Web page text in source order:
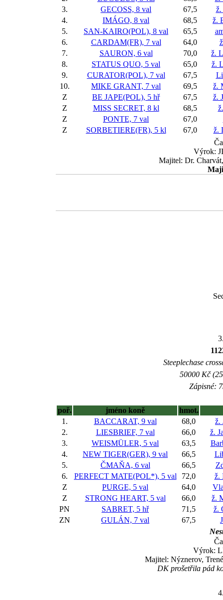
3.
GECOSS, 8 val 67,5
ž.
4.
IMÁGO, 8 val 68,5
ž.
5.
SAN-KAIRO(POL), 8 val 65,5
6.
CARDAM(FR), 7 val 64,0
7.
SAURON, 6 val 70,0
ž.
8.
STATUS QUO, 5 val 65,0
ž.
9.
CURATOR(POL), 7 val 67,5
10.
MIKE GRANT, 7 val 69,5
ž.
Z
BE JAPE(POL), 5 hř 67,5
ž.
Z
MISS SECRET, 8 kl 68,5
Z
PONTE, 7 val 67,0
Z
SORBETIERE(FR), 5 kl 67,0
ž.
Výrok:
Majitel: Dr.
Steeplechase
50000 Kč
Zápisné:
poř. jméno koně
hmot.
1.
BACCARAT, 9 val 68,0
ž.
2.
LIESBRIEF, 7 val 66,0
ž.
3.
WEISMÜLER, 5 val 63,5
4.
NEW TIGER(GER), 9 val 66,5
5.
ČMAŇA, 6 val 66,5
6.
PERFECT MATE(POL*), 5 val 72,0
ž.
Z
PURGE, 5 val 64,0
Z
STRONG HEART, 5 val 66,0
ž.
PN
SABRET, 5 hř 71,5
ž.
ZN
GULÁN, 7 val 67,5
Výrok:
Majitel: Nýznerov,
DK prošetřila pád